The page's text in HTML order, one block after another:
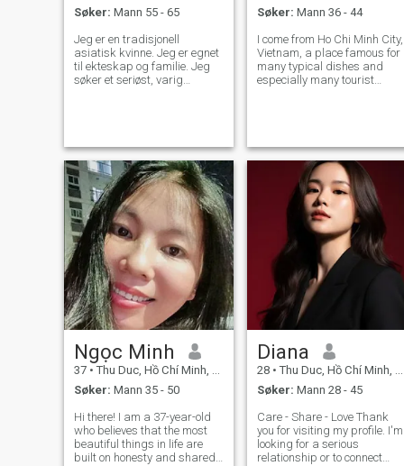
Søker: Mann 55 - 65
Jeg er en tradisjonell
asiatisk kvinne. Jeg er egnet
til ekteskap og familie. Jeg
søker et seriøst, varig
melding. Jeg elsker kunst,
romantikk og delikate ting.
Jeg er sosial og vennlig. Jeg
er en god kokk og nyter å
holde mitt hjem rent og
ryddig. De som er svindlere
eller leter etter usunn
relasjoner bør holde seg
unna meg. Hvis du er seriøs
om et forhold, vennligst bli
kjent med meg
Søker: Mann 36 - 44
I come from Ho Chi Minh City,
Vietnam, a place famous for
many typical dishes and
especially many tourist
passionate about cooking
with the people I
Ngọc Minh
37 • Thu Duc, Hồ Chí Minh, Vietnam
Søker: Mann 35 - 50
Hi there! I am a 37-year-old
who believes that the most
beautiful things in life are
built on honesty and shared
Diana
28 • Thu Duc, Hồ Chí Minh, Vietnam
Søker: Mann 28 - 45
Care - Share - Love Thank
you for visiting my profile. I'm
looking for a serious
relationship or to connect